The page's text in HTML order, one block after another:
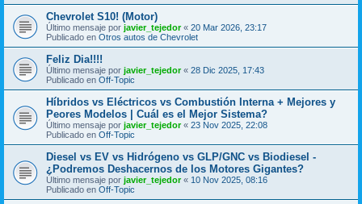
Chevrolet S10! (Motor)
Último mensaje por javier_tejedor« 20 Mar 2026, 23:17
Publicado en Otros autos de Chevrolet
Feliz Dia!!!!
Último mensaje por javier_tejedor« 28 Dic 2025, 17:43
Publicado en Off-Topic
Híbridos vs Eléctricos vs Combustión Interna + Mejores y
Peores Modelos | Cuál es el Mejor Sistema?
Último mensaje por javier_tejedor« 23 Nov 2025, 22:08
Publicado en Off-Topic
Diesel vs EV vs Hidrógeno vs GLP/GNC vs Biodiesel -
¿Podremos Deshacernos de los Motores Gigantes?
Último mensaje por javier_tejedor« 10 Nov 2025, 08:16
Publicado en Off-Topic